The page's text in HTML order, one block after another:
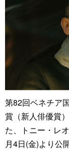
第82回ベネチア
賞（新人俳優賞
た、トニー・レ
月4日(金)より公